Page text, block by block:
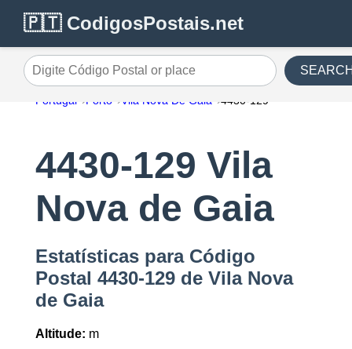
🇵🇹 CodigosPostais.net
Digite Código Postal or place
Portugal Porto Vila Nova De Gaia 4430-129
4430-129 Vila
Nova de Gaia
Estatísticas para Código
Postal 4430-129 de Vila Nova
de Gaia
Altitude: m